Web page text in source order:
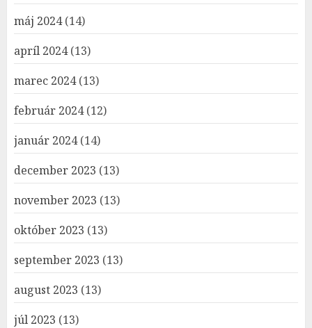
máj 2024(14)
apríl 2024(13)
marec 2024(13)
február 2024(12)
január 2024(14)
december 2023 (13)
november 2023 (13)
október 2023 (13)
september 2023 (13)
august 2023 (13)
júl 2023 (13)